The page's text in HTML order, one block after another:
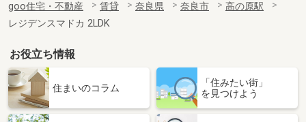
goo住宅・不動産 賃貸 奈良県 奈良市
高の原駅
レジデンスマドカ 2LDK
お役立ち情報
住まいのコラム
「住みたい街」
を見つけよう